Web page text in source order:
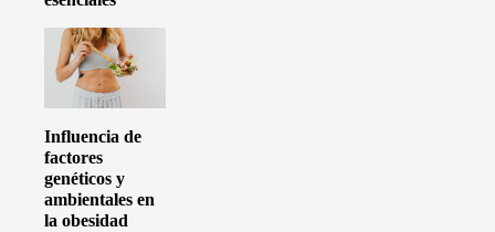
Influencia de
factores
genéticos y
ambientales en
la obesidad